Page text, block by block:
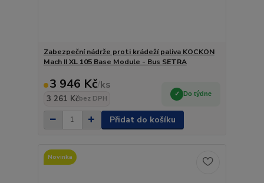
Zabezpeční nádrže proti krádeží paliva KOCKON
Mach II XL 105 Base Module - Bus SETRA
3 946 Kč/ks
3 261 Kčbez DPH
Do týdne
Přidat do košíku
Novinka